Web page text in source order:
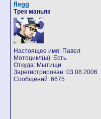
flegg
Трек маньяк
Настоящее имя: Павел
Мотоцикл(ы): Есть
Откуда: Мытищи
Зарегистрирован: 03.08.2006
Сообщений: 6675